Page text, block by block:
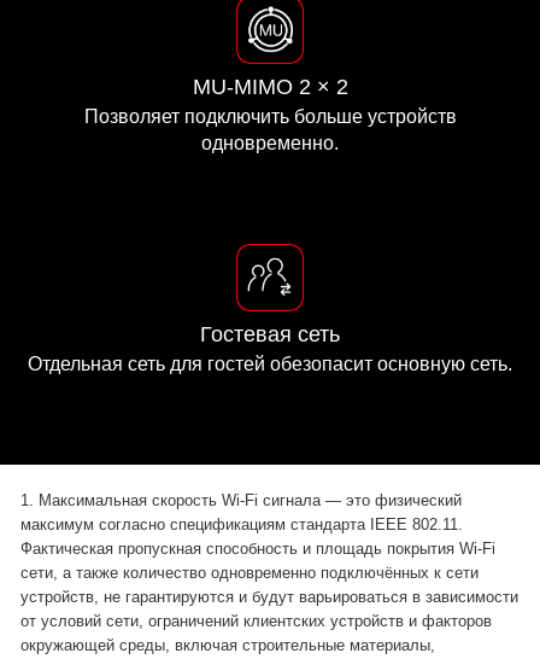
MU-MIMO 2 × 2
Позволяет подключить больше устройств
одновременно.
Гостевая сеть
Отдельная сеть для гостей обезопасит основную сеть.
1. Максимальная скорость Wi‑Fi сигнала — это физический
максимум согласно спецификациям стандарта IEEE 802.11.
Фактическая пропускная способность и площадь покрытия Wi‑Fi
сети, а также количество одновременно подключённых к сети
устройств, не гарантируются и будут варьироваться в зависимости
от условий сети, ограничений клиентских устройств и факторов
окружающей среды, включая строительные материалы,